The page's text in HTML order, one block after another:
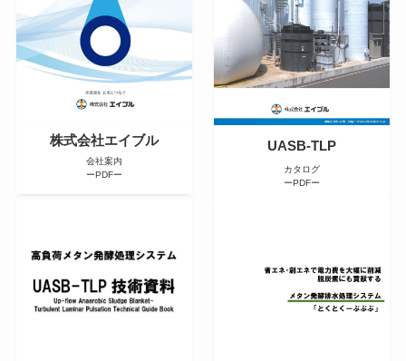
株式会社エイブル
会社案内
ーPDFー
UASB-TLP
カタログ
ーPDFー